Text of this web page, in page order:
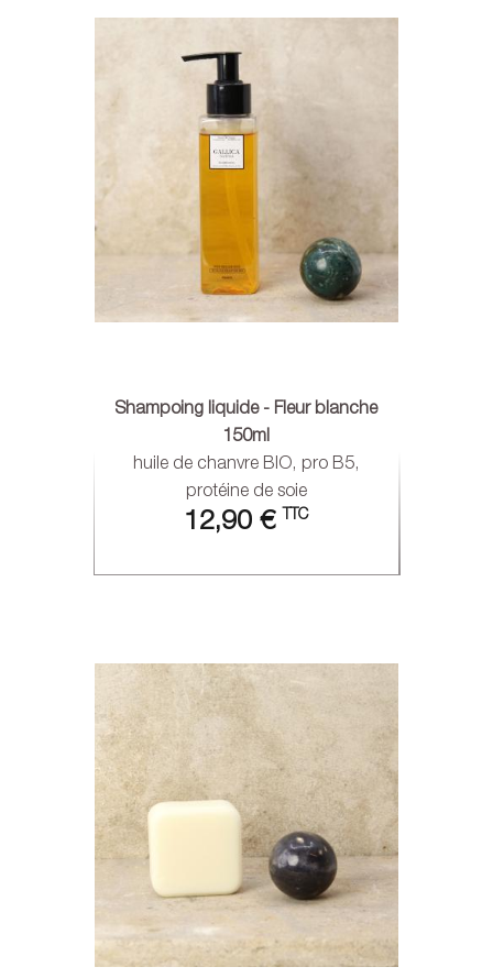
Shampoing liquide - Fleur blanche
150ml
huile de chanvre BIO, pro B5,
protéine de soie
12,90 € TTC